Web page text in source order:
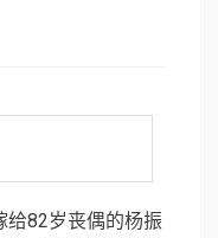
给82岁丧偶的杨振